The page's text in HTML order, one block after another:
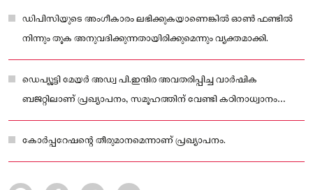
ഡിപിസിയുടെ അംഗീകാരം ലഭിക്കുകയാണെങ്കിൽ ഓൺ ഫണ്ടിൽ
നിന്നും തൂക അനുവദിക്കുന്നതായിരിക്കുമെന്നും വ്യക്തമാക്കി.
ഡെപ്യൂട്ടി മേയർ അഡ്വ പി.ഇന്ദിര അവതരിപ്പിച്ച വാർഷിക
ബജറ്റിലാണ് പ്രഖ്യാപനം, സമൂഹത്തിന് വേണ്ടി കഠിനാധ്വാനം
ചെയ്യുന്ന ആശാവർക്കർമാർക്ക് തുച്ഛമായ ഓണറേറിയം ലഭിക്കുന്ന
സാഹചര്യത്തിൽ വർഷത്തിൽ നാല് മാസത്തിലൊരിക്കൽ 2,000 രൂപ
കോർപ്പറേഷന്റെ തീരുമാനമെന്നാണ് പ്രഖ്യാപനം.